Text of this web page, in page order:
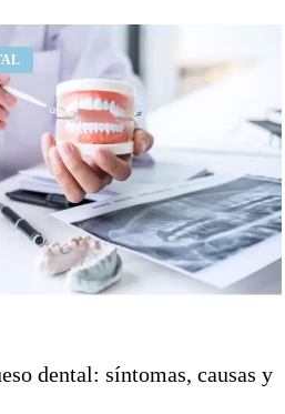
dental: síntomas, causas y